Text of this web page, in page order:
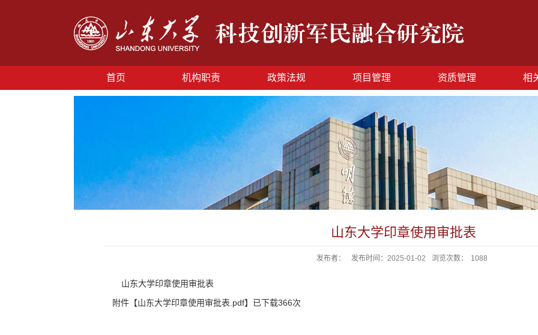
首页 机构职责 政策法规 项目管理 资质管理 相
山东大学印章使用审批表
发布者： 发布时间：2025-01-02 浏览次数： 1088
山东大学印章使用审批表
附件【山东大学印章使用审批表.pdf】已下载366次